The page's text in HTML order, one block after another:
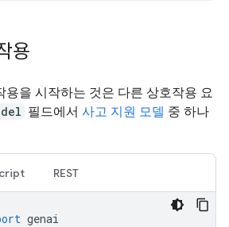
용
용을 시작하는 것은 다른 상호작용 요
필드에서 사고 지원 모델 중 하나
REST
genai